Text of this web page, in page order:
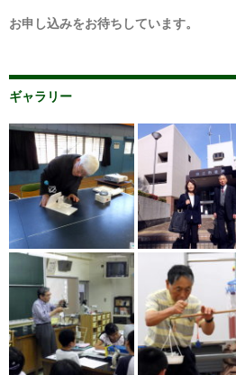
お申し込みをお待ちしています。
ギャラリー